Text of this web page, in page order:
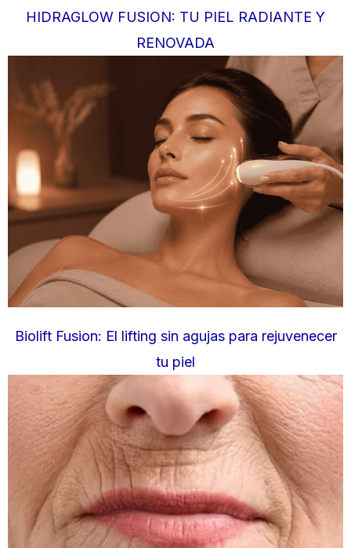
HIDRAGLOW FUSION: TU PIEL RADIANTE Y
RENOVADA
Biolift Fusion: El lifting sin agujas para rejuvenecer
tu piel